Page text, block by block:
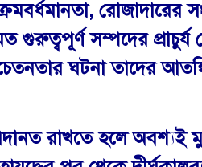
রোজাদারের
সম্পদের প্রাচুর্য
ঘটনা তাদের
রাখতে হলে অবশ্যই